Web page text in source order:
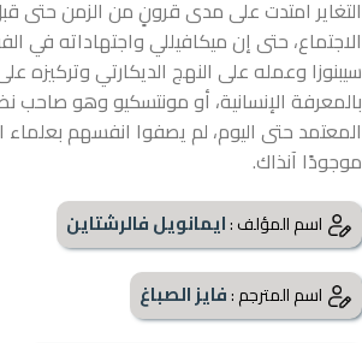
التغاير امتدت على مدى قرونٍ من الزمن حتى
الاجتماع، حتى إن ميكافيللي واجتهاداته في
سيبنوزا وعمله على النهج الديكارتي وتركيزه
بالمعرفة الإنسانية، أو مونتسكيو وهو
المعتمد حتى اليوم، لم يصفوا انفسهم بعلماء
موجودًا آنذاك.
اسم المؤلف :ايمانويل فالرشتاين
اسم المترجم :فايز الصباغ